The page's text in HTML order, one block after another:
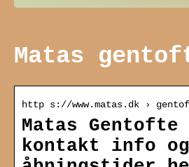
Matas
http s://www.matas.dk ›
Matas Gentofte
kontakt info og